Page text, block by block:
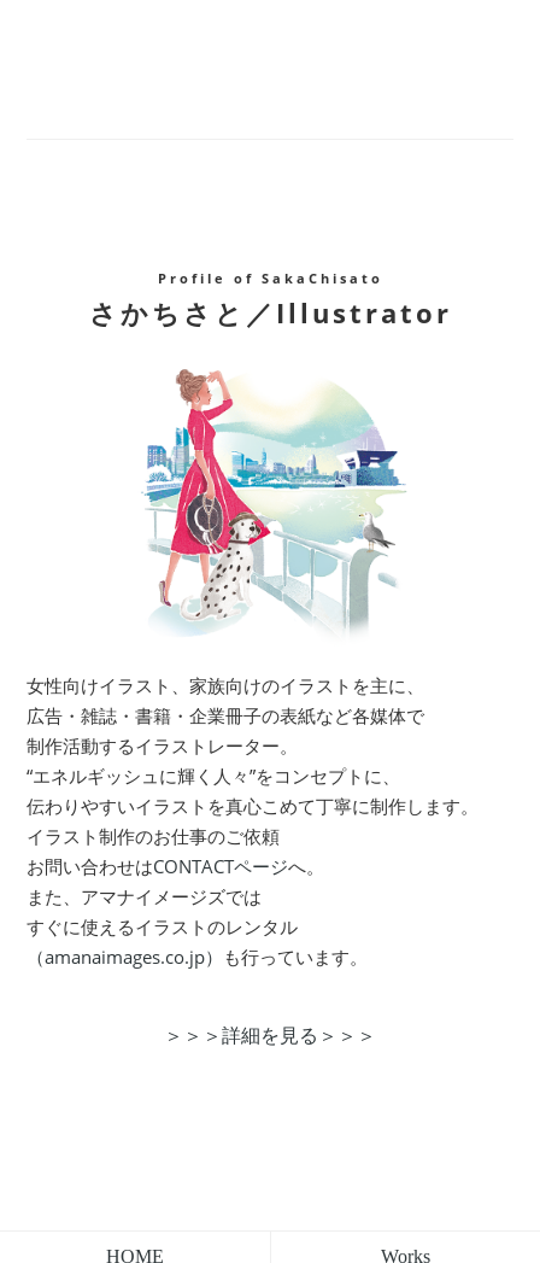
Profile of SakaChisato
さかちさと／Illustrator
女性向けイラスト、家族向けのイラストを主に、
広告・雑誌・書籍・企業冊子の表紙など各媒体で
制作活動するイラストレーター。
“エネルギッシュに輝く人々”をコンセプトに、
伝わりやすいイラストを真心こめて丁寧に制作します。
イラスト制作のお仕事のご依頼
お問い合わせはCONTACTページへ。
また、アマナイメージズでは
すぐに使えるイラストのレンタル
（amanaimages.co.jp） も行っています。
＞＞＞詳細を見る＞＞＞
HOME Works